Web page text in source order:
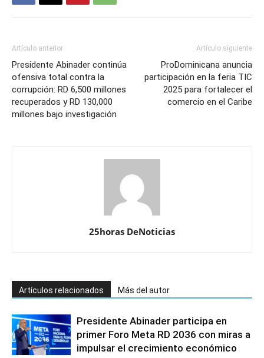
Artículo anterior
Presidente Abinader continúa
ofensiva total contra la
corrupción: RD 6,500 millones
recuperados y RD 130,000
millones bajo investigación
Artículo siguiente
ProDominicana anuncia
participación en la feria TIC
2025 para fortalecer el
comercio en el Caribe
25horas DeNoticias
Artículos relacionados Más del autor
Presidente Abinader participa en
primer Foro Meta RD 2036 con miras a
impulsar el crecimiento económico